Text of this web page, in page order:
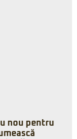
nou pentru